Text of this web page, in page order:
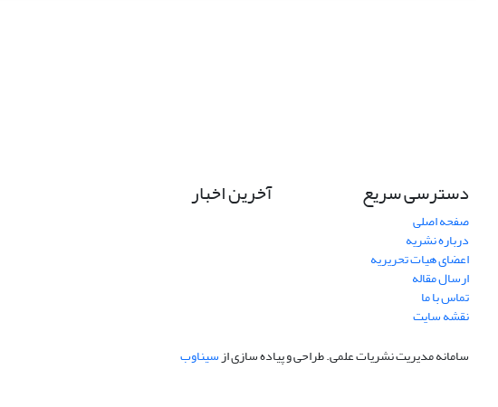
دسترسی سریع
صفحه اصلی
درباره نشریه
اعضای هیات تحریریه
ارسال مقاله
تماس با ما
نقشه سایت
آخرین اخبار
سامانه مدیریت نشریات علمی.طراحی و پیاده سازی ازسیناوب